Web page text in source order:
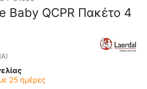
Baby QCPR Πακέτο 4
25 ημέρες